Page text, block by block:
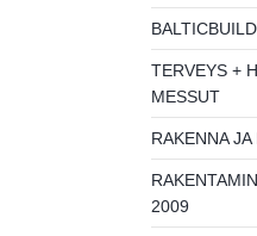
TERVEYS +
MESSUT
RAKENNA
2009